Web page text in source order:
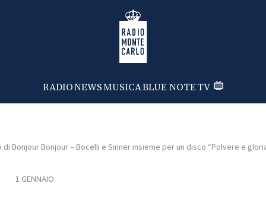
Radio Monte Carlo
RADIONEWSMUSICABLUE NOTETV
Bonjour Bonjour – Bocelli e Sinner insieme per un disco “Polvere e
1 GENNAIO